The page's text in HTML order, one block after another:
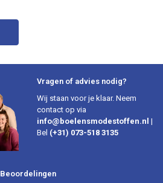
Vragen of advies nodig?
Wij staan voor je klaar. Neem
contact op via
info@boelensmodestoffen.nl |
Bel (+31) 073-518 3135
Beoordelingen